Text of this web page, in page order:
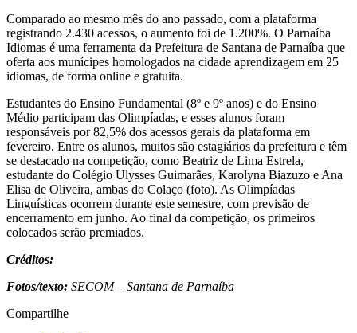
Comparado ao mesmo mês do ano passado, com a plataforma
registrando 2.430 acessos, o aumento foi de 1.200%. O Parnaíba
Idiomas é uma ferramenta da Prefeitura de Santana de Parnaíba que
oferta aos munícipes homologados na cidade aprendizagem em 25
idiomas, de forma online e gratuita.
Estudantes do Ensino Fundamental (8º e 9º anos) e do Ensino
Médio participam das Olimpíadas, e esses alunos foram
responsáveis por 82,5% dos acessos gerais da plataforma em
fevereiro. Entre os alunos, muitos são estagiários da prefeitura e têm
se destacado na competição, como Beatriz de Lima Estrela,
estudante do Colégio Ulysses Guimarães, Karolyna Biazuzo e Ana
Elisa de Oliveira, ambas do Colaço (foto). As Olimpíadas
Linguísticas ocorrem durante este semestre, com previsão de
encerramento em junho. Ao final da competição, os primeiros
colocados serão premiados.
Créditos:
Fotos/texto: SECOM – Santana de Parnaíba
Compartilhe